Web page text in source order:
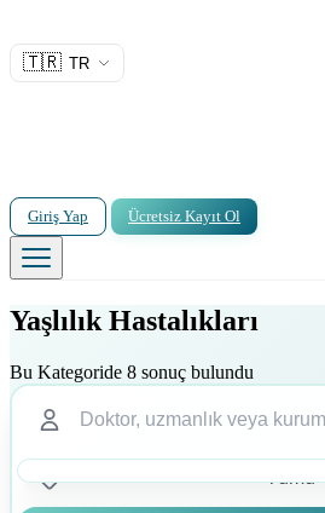
🇹🇷 TR
Giriş Yap Ücretsiz Kayıt Ol
Yaşlılık Hastalıkları
Bu Kategoride 8 sonuç bulundu